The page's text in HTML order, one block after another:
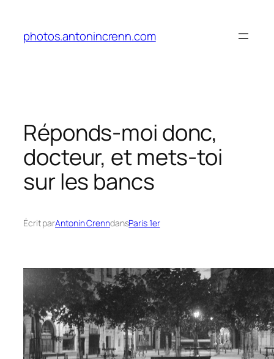
contenu
photos.antonincrenn.com
Réponds-moi donc,
docteur, et mets-toi
sur les bancs
Écrit parAntonin CrenndansParis 1er